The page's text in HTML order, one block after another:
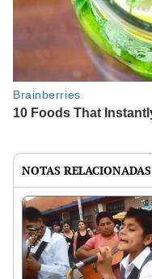
NOTAS RELACIONADAS